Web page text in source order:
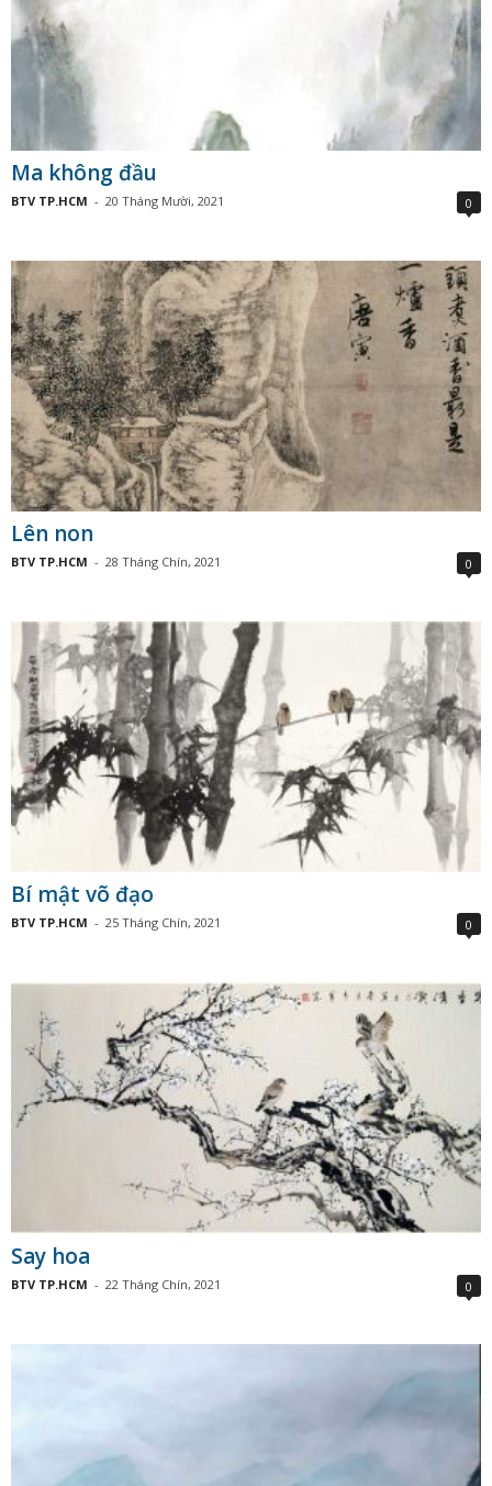
Ma không đầu
BTV TP.HCM - 20 Tháng Mười, 2021 0
Lên non
BTV TP.HCM - 28 Tháng Chín, 2021 0
Bí mật võ đạo
BTV TP.HCM - 25 Tháng Chín, 2021 0
Say hoa
BTV TP.HCM - 22 Tháng Chín, 2021 0